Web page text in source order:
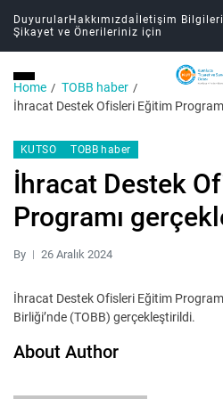
Duyurular Hakkımızda
İletişim
Şikayet ve Önerileriniz için
Home
TOBB haber
İhracat Destek Ofisleri Eğitim
KUTSO TOBB haber
İhracat Destek
Programı
By 26 Aralık 2024
İhracat Destek Ofisleri Eğitim
Birliği’nde (TOBB) gerçekleştirildi.
About Author